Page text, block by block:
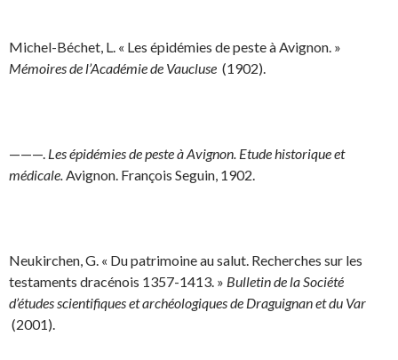
Michel-Béchet, L. « Les épidémies de peste à Avignon. »
Mémoires de l’Académie de Vaucluse (1902).
———. Les épidémies de peste à Avignon. Etude historique et
médicale.Avignon. François Seguin, 1902.
Neukirchen, G. « Du patrimoine au salut. Recherches sur les
testaments dracénois 1357-1413. » Bulletin de la Société
d’études scientifiques et archéologiques de Draguignan et du Var
(2001).